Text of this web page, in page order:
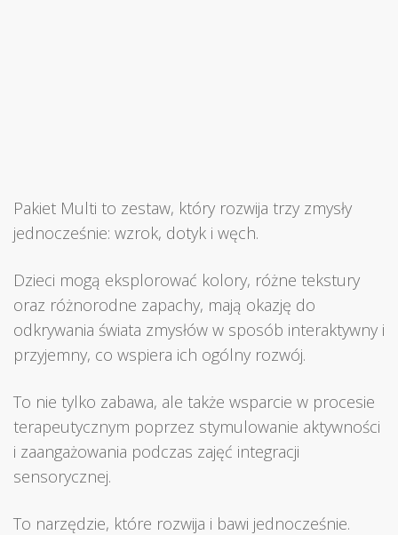
Pakiet Multi to zestaw, który rozwija trzy zmysły
jednocześnie: wzrok, dotyk i węch.
Dzieci mogą eksplorować kolory, różne tekstury
oraz różnorodne zapachy, mają okazję do
odkrywania świata zmysłów w sposób interaktywny i
przyjemny, co wspiera ich ogólny rozwój.
To nie tylko zabawa, ale także wsparcie w procesie
terapeutycznym poprzez stymulowanie aktywności
i zaangażowania podczas zajęć integracji
sensorycznej.
To narzędzie, które rozwija i bawi jednocześnie.